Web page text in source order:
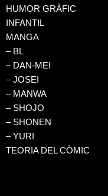
HUMOR GRÀFIC
INFANTIL
MANGA
– BL
– DAN-MEI
– JOSEI
– MANWA
– SHOJO
– SHONEN
– YURI
TEORIA DEL CÒMIC